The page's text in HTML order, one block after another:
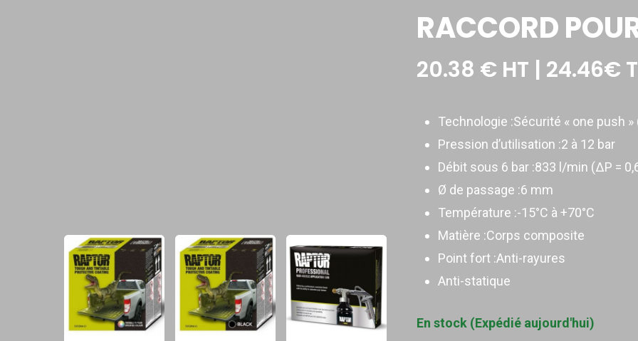
RACCORD
20.38 € HT | 24.46€
Technologie :Sécurité « one push
Pression d’utilisation :2 à 12 bar
Débit sous 6 bar :833 l/min (ΔP =
Ø de passage :6 mm
Température :-15°C à +70°C
Matière :Corps composite
Point fort :Anti-rayures
Anti-statique
En stock (Expédié aujourd'hui)